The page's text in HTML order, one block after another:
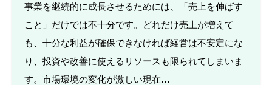
事業を継続的に成長させるためには、「売上を伸ばす
こと」だけでは不十分です。どれだけ売上が増えて
も、十分な利益が確保できなければ経営は不安定にな
り、投資や改善に使えるリソースも限られてしまいま
す。市場環境の変化が激しい現在…